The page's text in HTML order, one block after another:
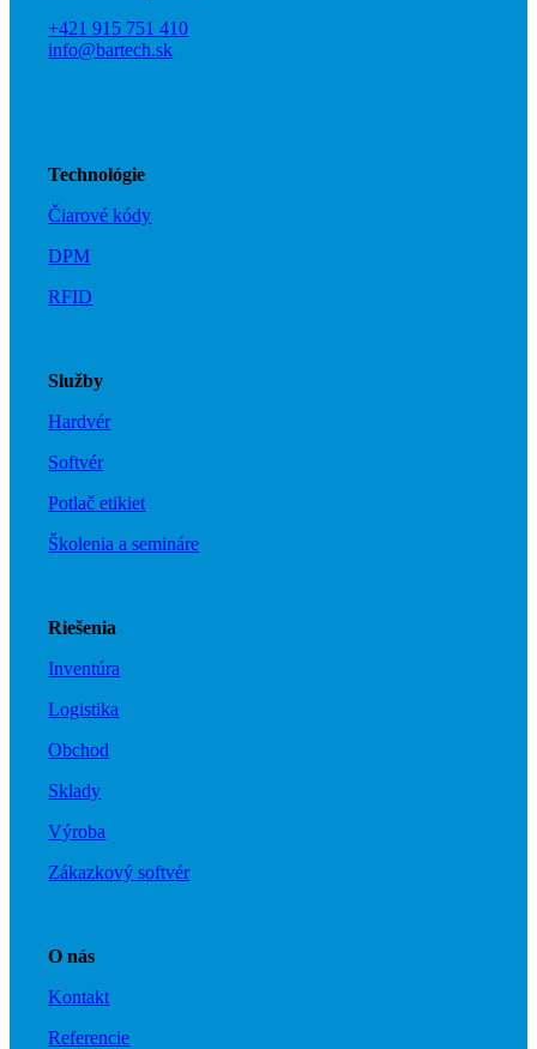
+421 915 751 410
info@bartech.sk
Technológie
Čiarové kódy
DPM
RFID
Služby
Hardvér
Softvér
Potlač etikiet
Školenia a semináre
Riešenia
Inventúra
Logistika
Obchod
Sklady
Výroba
Zákazkový softvér
O nás
Kontakt
Referencie